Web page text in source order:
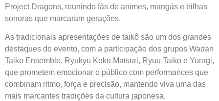
Project Dragons, reunindo fãs de animes, mangás e trilhas
sonoras que marcaram gerações.
As tradicionais apresentações de taikô são um dos grandes
destaques do evento, com a participação dos grupos Wadan
Taiko Ensemble, Ryukyu Koku Matsuri, Ryuu Taiko e Yuragi,
que prometem emocionar o público com performances que
combinam ritmo, força e precisão, mantendo viva uma das
mais marcantes tradições da cultura japonesa.